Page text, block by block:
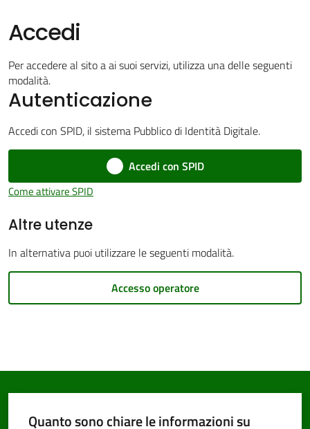
Servizi
Vivere
Mordano
Servizi
on-
Seguici
Accedi
Per accedere al sito a ai suoi servizi, utilizza una delle seguenti
modalità.
Autenticazione
Accedi con SPID, il sistema Pubblico di Identità Digitale.
Accedi con SPID
Come attivare SPID
Altre utenze
In alternativa puoi utilizzare le seguenti modalità.
Accesso operatore
Quanto sono chiare le informazioni su